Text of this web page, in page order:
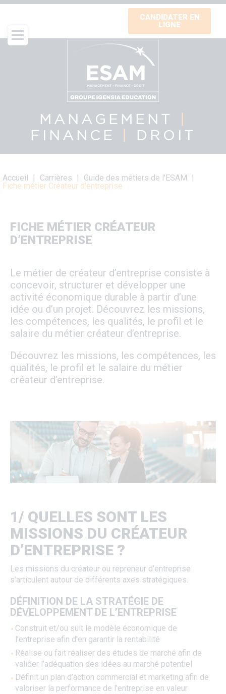
Aller
contenu
principal
CANDIDATER EN
LIGNE
MANAGEMENT
FINANCE
DROIT
Fil
d'Ariane
Accueil Carrières
Guide des métiers de l'ESAM
Fiche métier Créateur d’entreprise
FICHE MÉTIER CRÉATEUR
D’ENTREPRISE
Le métier de créateur d’entreprise consiste à
concevoir, structurer et développer une
activité économique durable à partir d’une
idée ou d’un projet. Découvrez les missions,
les compétences, les qualités, le profil et le
salaire du métier créateur d’entreprise.
Découvrez les missions, les compétences, les
qualités, le profil et le salaire du métier
créateur d’entreprise.
1/ QUELLES SONT LES
MISSIONS DU CRÉATEUR
D’ENTREPRISE ?
Les missions du créateur ou repreneur d’entreprise
s’articulent autour de différents axes stratégiques.
DÉFINITION DE LA STRATÉGIE DE
DÉVELOPPEMENT DE L’ENTREPRISE
Construit et/ou suit le modèle économique de
l’entreprise afin d’en garantir la rentabilité
Réalise ou fait réaliser des études de marché afin de
valider l’adéquation des idées au marché potentiel
Définit un plan d’action commercial et marketing afin de
valoriser la performance de l’entreprise en valeur